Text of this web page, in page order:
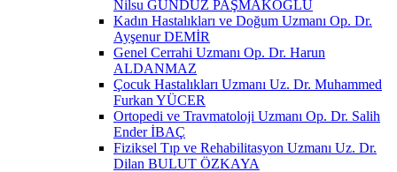
Nilsu GÜNDÜZ PAŞMAKOĞLU
Kadın Hastalıkları ve Doğum Uzmanı Op. Dr.
Ayşenur DEMİR
Genel Cerrahi Uzmanı Op. Dr. Harun
ALDANMAZ
Çocuk Hastalıkları Uzmanı Uz. Dr. Muhammed
Furkan YÜCER
Ortopedi ve Travmatoloji Uzmanı Op. Dr. Salih
Ender İBAÇ
Fiziksel Tıp ve Rehabilitasyon Uzmanı Uz. Dr.
Dilan BULUT ÖZKAYA